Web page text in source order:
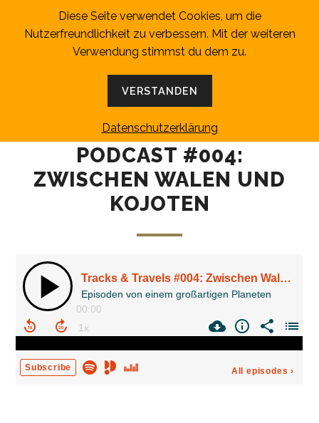
MENÜ
TRACKS AND TRAVELS
Episoden von einem großartigen Planeten
4. MAI 2020
PODCAST #004:
ZWISCHEN WALEN UND
KOJOTEN
Diese Seite verwendet Cookies, um die
Nutzerfreundlichkeit zu verbessern. Mit der weiteren
Verwendung stimmst du dem zu.
VERSTANDEN
Datenschutzerklärung